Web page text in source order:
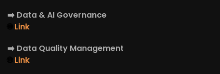
➡️ Data & AI Governance
Link
➡️ Data Quality Management
Link